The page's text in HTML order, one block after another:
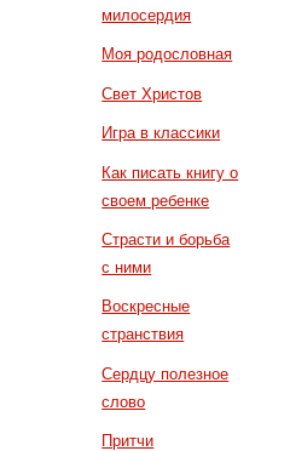
милосердия
Моя родословная
Свет Христов
Игра в классики
Как писать книгу о
своем ребенке
Страсти и борьба
с ними
Воскресные
странствия
Сердцу полезное
слово
Притчи